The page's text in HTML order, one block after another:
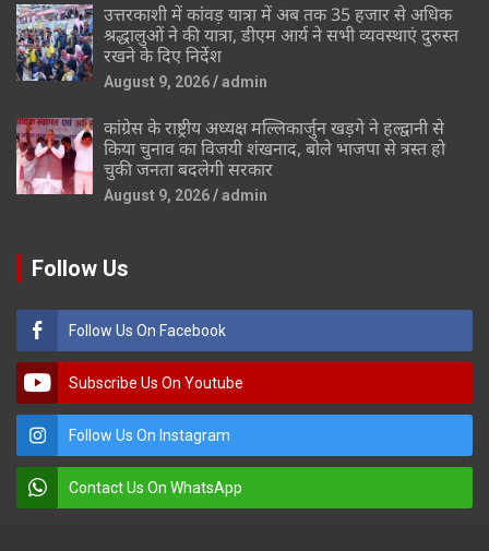
उत्तरकाशी में कांवड़ यात्रा में अब तक 35 हजार से अधिक
श्रद्धालुओं ने की यात्रा, डीएम आर्य ने सभी व्यवस्थाएं दुरुस्त
रखने के दिए निर्देश
August 9, 2026 admin
कांग्रेस के राष्ट्रीय अध्यक्ष मल्लिकार्जुन खड़गे ने हल्द्वानी से
किया चुनाव का विजयी शंखनाद, बोले भाजपा से त्रस्त हो
चुकी जनता बदलेगी सरकार
August 9, 2026 admin
Follow Us
Follow Us On Facebook
Subscribe Us On Youtube
Follow Us On Instagram
Contact Us On WhatsApp